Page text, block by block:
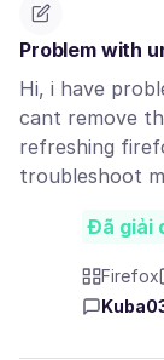
Problem with
Hi, i have
cant remove
refreshing
troubleshoot
Đã giải
Firefox